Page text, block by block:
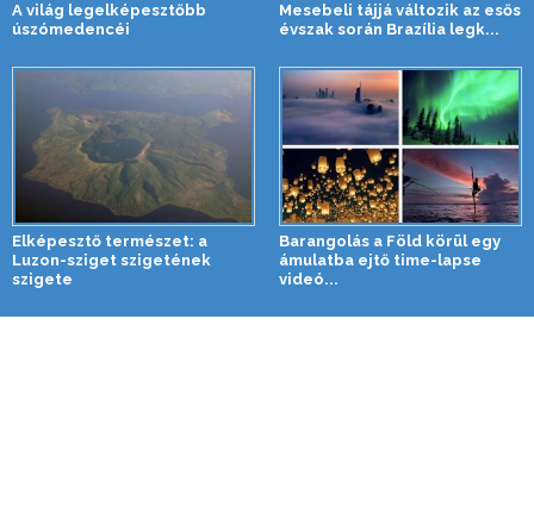
A világ legelképesztőbb
úszómedencéi
Mesebeli tájjá változik az esős
évszak során Brazília legk...
Elképesztő természet: a
Luzon-sziget szigetének
szigete
Barangolás a Föld körül egy
ámulatba ejtő time-lapse
videó...